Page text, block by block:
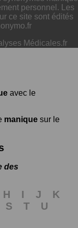
personnel. Les
ce site sont édités
Médicales.fr
avec le
manique sur le
des
H I J
K
S T
U